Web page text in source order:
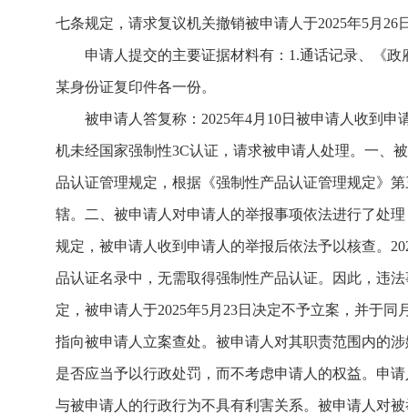
七条规定，请求复议机关撤销被申请人于2025年5月26
申请人提交的主要证据材料有：1.通话记录、《
某身份证复印件各一份。
被申请人答复称：2025年4月10日被申请人收到申
机未经国家强制性3C认证，请求被申请人处理。一、
品认证管理规定，根据《强制性产品认证管理规定》
辖。二、被申请人对申请人的举报事项依法进行了处
规定，被申请人收到申请人的举报后依法予以核查。
品认证名录中，无需取得强制性产品认证。因此，违
定，被申请人于2025年5月23日决定不予立案，并于
指向被申请人立案查处。被申请人对其职责范围内的
是否应当予以行政处罚，而不考虑申请人的权益。申
与被申请人的行政行为不具有利害关系。被申请人对